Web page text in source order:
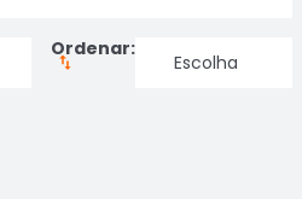
Ordenar: